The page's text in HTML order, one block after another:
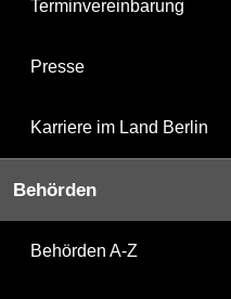
Terminvereinbarung
Presse
Karriere im Land Berlin
Behörden
Behörden A-Z